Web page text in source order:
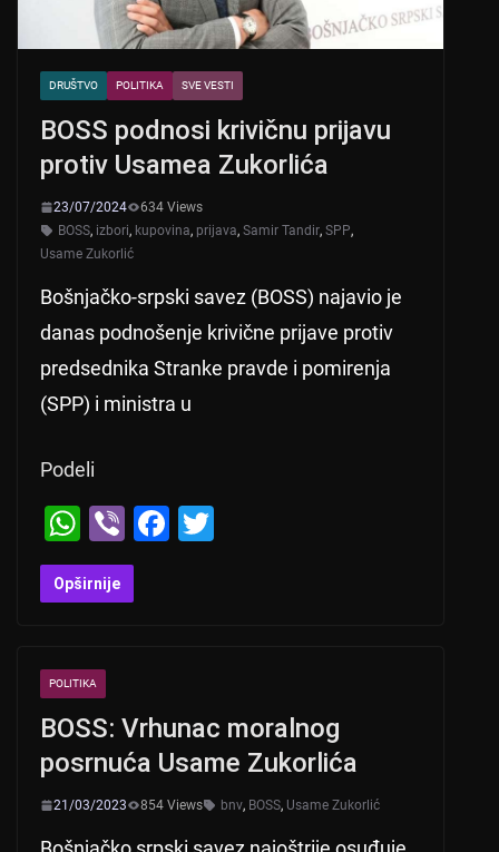
DRUŠTVO POLITIKA SVE VESTI
BOSS podnosi krivičnu prijavu
protiv Usamea Zukorlića
23/07/2024
634 Views
BOSS, izbori, kupovina, prijava, Samir Tandir, SPP,
Usame Zukorlić
Bošnjačko-srpski savez (BOSS) najavio je
danas podnošenje krivične prijave protiv
predsednika Stranke pravde i pomirenja
(SPP) i ministra u
Podeli
W
h
at
A
p
p
Vi
b
er
F
o
k
Opširnije
POLITIKA
BOSS: Vrhunac moralnog
posrnuća Usame Zukorlića
21/03/2023 854 Views bnv, BOSS, Usame Zukorlić